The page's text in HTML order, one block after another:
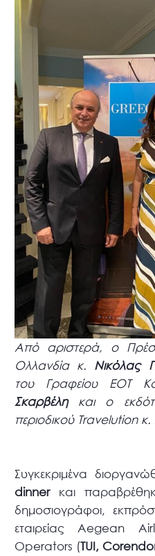
Από αριστερά, ο
Ολλανδία κ. Νικόλας
του Γραφείου ΕΟΤ
Σκαρβέληκαι ο
περιοδικού Travelution κ.
Συγκεκριμένα
dinnerκαι
δημοσιογράφοι,
εταιρείας Aegean
Operators (TUI,